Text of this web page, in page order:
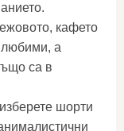
кафето
любими, а
са в
шорти